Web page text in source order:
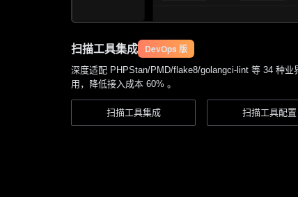
扫描工具集成 DevOps 版
深度适配 PHPStan/PMD/flake8/golangci-lint 等 34 种
用，降低接入成本 60% 。
扫描工具集成 扫描工具配置